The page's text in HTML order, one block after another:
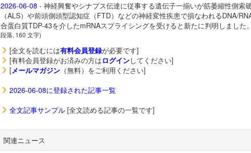
2026-06-08 - 神経興奮やシナプス伝達に従事する遺伝子一揃いが筋萎縮性側索
（ALS）や前頭側頭型認知症（FTD）などの神経変性疾患で損なわれるDNA/
合蛋白質TDP-43を介したmRNAスプライシングを受けると新たに判明しました。
段落, 160 文字)
[全文を読むには有料会員登録が必要です]
[有料会員登録がお済みの方はログインしてください]
[メールマガジン（無料）をご利用ください]
2026-06-08に登録された記事一覧
全文記事サンプル[全文読める記事の一覧です]
関連ニュース